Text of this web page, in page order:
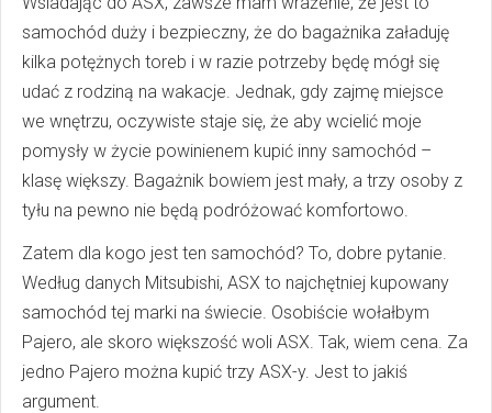
samochód duży i bezpieczny, że do bagażnika załaduję
kilka potężnych toreb i w razie potrzeby będę mógł się
udać z rodziną na wakacje. Jednak, gdy zajmę miejsce
we wnętrzu, oczywiste staje się, że aby wcielić moje
pomysły w życie powinienem kupić inny samochód –
klasę większy. Bagażnik bowiem jest mały, a trzy osoby z
tyłu na pewno nie będą podróżować komfortowo.
Zatem dla kogo jest ten samochód? To, dobre pytanie.
Według danych Mitsubishi, ASX to najchętniej kupowany
samochód tej marki na świecie. Osobiście wołałbym
Pajero, ale skoro większość woli ASX. Tak, wiem cena. Za
jedno Pajero można kupić trzy ASX-y. Jest to jakiś
argument.